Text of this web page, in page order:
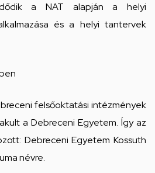
a NAT alapján a helyi
és a helyi tantervek
felsőoktatási intézmények
a Debreceni Egyetem. Így az
Debreceni Egyetem Kossuth
névre.